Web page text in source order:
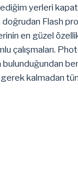
yerleri
doğrudan Flash
en güzel
çalışmaları.
bulunduğundan
kalmadan